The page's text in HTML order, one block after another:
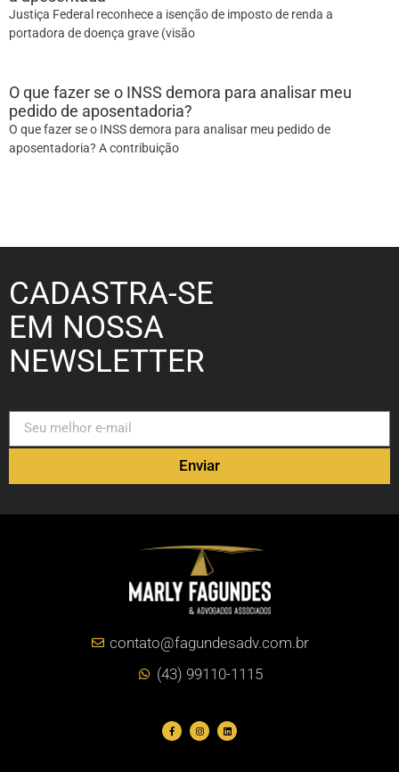
Justiça Federal reconhece a isenção de imposto de renda a
portadora de doença grave (visão
O que fazer se o INSS demora para analisar meu
pedido de aposentadoria?
O que fazer se o INSS demora para analisar meu pedido de
aposentadoria? A contribuição
CADASTRA-SE
EM NOSSA
NEWSLETTER
Enviar
contato@fagundesadv.com.br
(43) 99110-1115